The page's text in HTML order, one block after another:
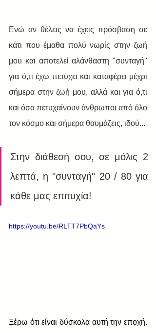
Ενώ αν θέλεις να έχεις πρόσβαση σε
κάτι που έμαθα πολύ νωρίς στην ζωή
μου και αποτελεί αλάνθαστη "συνταγή"
για ό,τι έχω πετύχει και καταφέρει μέχρι
σήμερα στην ζωή μου, αλλά και για ό,τι
και όσα πετυχαίνουν άνθρωποι από όλο
τον κόσμο και σήμερα θαυμάζεις, ιδού...
Στην διάθεσή σου, σε μόλις 2
λεπτά, η "συνταγή" 20 / 80 για
κάθε μας επιτυχία!
https://youtu.be/RLTT7PbQaYs
Ξέρω ότι είναι δύσκολα αυτή την εποχή.